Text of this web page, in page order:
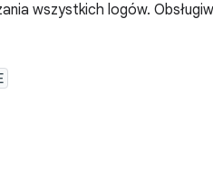
wszystkich logów.